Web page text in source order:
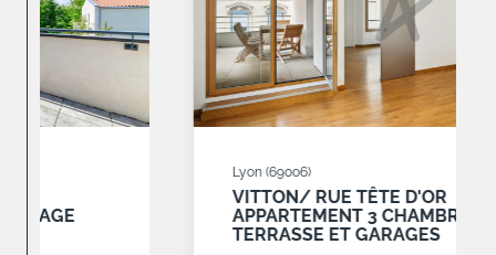
VITTON/ RUE TÊTE D'OR
APPARTEMENT 3 CHAMBRES AVEC
TERRASSE ET GARAGES